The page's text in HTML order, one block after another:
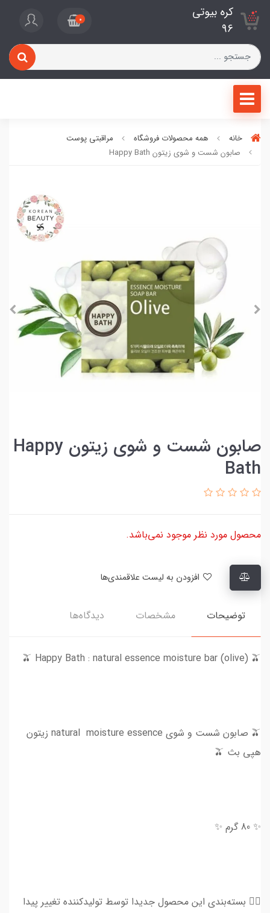
کره بیوتی
96
0
خانه همه محصولات فروشگاه
مراقبتی پوست
صابون شست و شوی زیتون Happy Bath
صابون شست و شوی زیتون Happy
Bath
محصول مورد نظر موجود نمی‌باشد.
توضیحات مشخصات دیدگاه‌ها
🫒 Happy Bath : natural essence moisture bar (olive) 🫒
🫒 صابون شست و شوی natural moisture essence زیتون
هپی بث 🫒
✨ 80 گرم ✨
👈🏻 بسته‌بندی این محصول جدیدا توسط تولیدکننده تغییر پیدا